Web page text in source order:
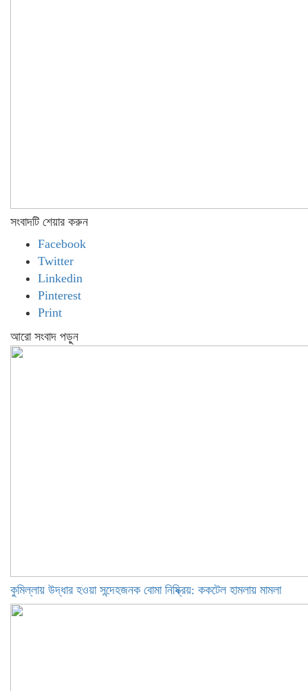
সংবাদটি শেয়ার করুন
Facebook
Twitter
Linkedin
Pinterest
Print
আরো সংবাদ পড়ুন
কুমিল্লায় উদ্ধার হওয়া সন্দেহজনক বোমা নিষ্ক্রিয়: ককটেল হামলায় মামলা